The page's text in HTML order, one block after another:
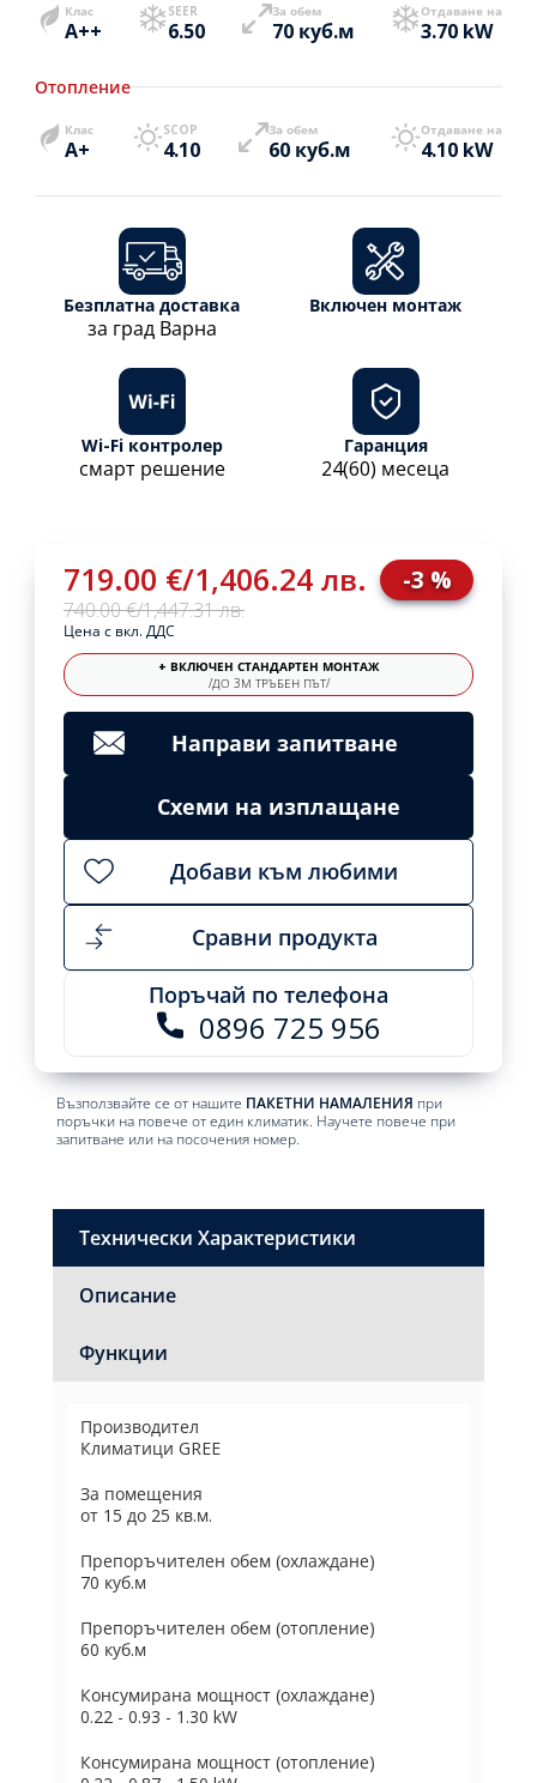
719.00 €/1,406.24 лв.
740.00 €/1,447.31 лв.
-3 %
Цена с вкл. ДДС
+ ВКЛЮЧЕН СТАНДАРТЕН МОНТАЖ
/ДО 3М ТРЪБЕН ПЪТ/
Направи запитване
Схеми на изплащане
Добави към любими
Сравни продукта
Поръчай по телефона
0896 725 956
Възползвайте се от нашите ПАКЕТНИ НАМАЛЕНИЯ при
поръчки на повече от един климатик. Научете повече при
запитване или на посочения номер.
Клас
A++
SEER
6.50
За обем
70 куб.м
Отдаване на
3.70 kW
Отопление
Клас
A+
SCOP
4.10
За обем
60 куб.м
Отдаване на
4.10 kW
Безплатна доставка
за град Варна
Включен монтаж
Wi-Fi контролер
смарт решение
Гаранция
24(60) месеца
Технически Характеристики
Описание
Функции
Производител
Климатици GREE
За помещения
от 15 до 25 кв.м.
Препоръчителен обем (охлаждане)
70 куб.м
Препоръчителен обем (отопление)
60 куб.м
Консумирана мощност (охлаждане)
0.22 - 0.93 - 1.30 kW
Консумирана мощност (отопление)